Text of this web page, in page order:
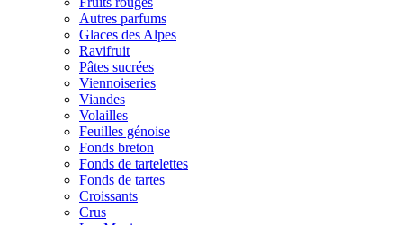
Autres parfums
Glaces des Alpes
Ravifruit
Pâtes sucrées
Viennoiseries
Viandes
Volailles
Feuilles génoise
Fonds breton
Fonds de tartelettes
Fonds de tartes
Croissants
Crus